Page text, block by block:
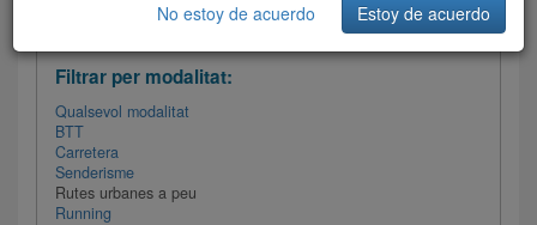
Filtrar les rutes
Filtrar per modalitat:
Qualsevol modalitat
BTT
Carretera
Senderisme
Rutes urbanes a peu
Running
No estoy de acuerdo Estoy de acuerdo